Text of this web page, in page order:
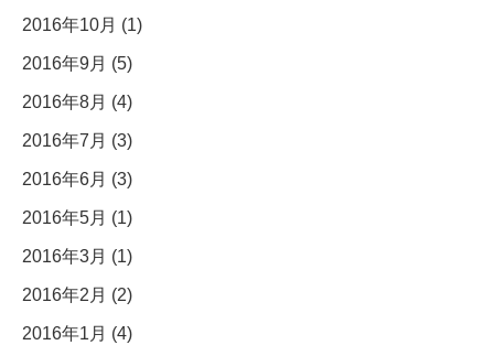
2016年10月 (1)
2016年9月 (5)
2016年8月 (4)
2016年7月 (3)
2016年6月 (3)
2016年5月 (1)
2016年3月 (1)
2016年2月 (2)
2016年1月 (4)